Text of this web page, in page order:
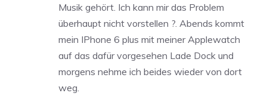
Musik gehört. Ich kann mir das Problem
überhaupt nicht vorstellen ?. Abends kommt
mein IPhone 6 plus mit meiner Applewatch
auf das dafür vorgesehen Lade Dock und
morgens nehme ich beides wieder von dort
weg.